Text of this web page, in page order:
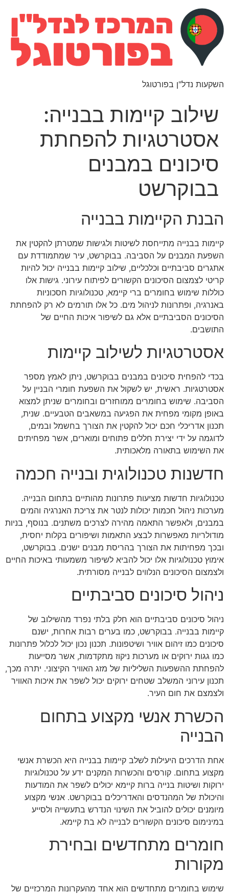
השקעות נדל"ן בפורטוגל
שילוב קיימות בבנייה:
אסטרטגיות להפחתת
סיכונים במבנים
בבוקרשט
הבנת הקיימות בבנייה
קיימות בבנייה מתייחסת לשיטות ולגישות שמטרתן להקטין את
השפעת המבנים על הסביבה. בבוקרשט, עיר שמתמודדת עם
אתגרים סביבתיים וכלכליים, שילוב קיימות בבנייה יכול להיות
קריטי לצמצום הסיכונים הקשורים לפיתוח עירוני. גישות אלו
כוללות שימוש בחומרים ברי קיימא, טכנולוגיות חסכוניות
באנרגיה, ופתרונות לניהול מים. כל אלו תורמים לא רק להפחתת
הסיכונים הסביבתיים אלא גם לשיפור איכות החיים של
התושבים.
אסטרטגיות לשילוב קיימות
בכדי להפחית סיכונים במבנים בבוקרשט, ניתן לאמץ מספר
אסטרטגיות. ראשית, יש לשקול את השפעת חומרי הבניין על
הסביבה. שימוש בחומרים ממוחזרים ובחומרים שניתן למצוא
באופן מקומי מפחית את הפגיעה במשאבים הטבעיים. שנית,
תכנון אדריכלי חכם יכול להקטין את הצורך בחשמל ובמים,
לדוגמה על ידי יצירת חללים פתוחים ומוארים, אשר מפחיתים
את השימוש בתאורה מלאכותית.
חדשנות טכנולוגית ובנייה חכמה
טכנולוגיות חדשות מציעות פתרונות מהותיים בתחום הבנייה.
מערכות ניהול חכמות יכולות לנטר את צריכת האנרגיה והמים
במבנים, ולאפשר התאמה מהירה לצרכים משתנים. בנוסף, בניות
מודולריות מאפשרות לבצע התאמות ושיפורים בקלות יחסית,
ובכך מפחיתות את הצורך בהריסת מבנים ישנים. בבוקרשט,
אימוץ טכנולוגיות אלו יכול להביא לשיפור משמעותי באיכות החיים
ולצמצום הסיכונים הנלווים לבנייה מסורתית.
ניהול סיכונים סביבתיים
ניהול סיכונים סביבתיים הוא חלק בלתי נפרד מהשילוב של
קיימות בבנייה. בבוקרשט, כמו בערים רבות אחרות, ישנם
סיכונים כמו זיהום אוויר ושיטפונות. תכנון נכון יכול לכלול פתרונות
כמו גגות ירוקים או מערכות ניקוז מתקדמות, אשר מסייעות
להפחתת ההשפעות השליליות של מזג האוויר הקיצוני. יתרה מכך,
תכנון עירוני המשלב שטחים ירוקים יכול לשפר את איכות האוויר
ולצמצם את חום העיר.
הכשרת אנשי מקצוע בתחום
הבנייה
אחת הדרכים היעילות לשלב קיימות בבנייה היא הכשרת אנשי
מקצוע בתחום. קורסים והכשרות המקנים ידע על טכנולוגיות
ירוקות ושיטות בנייה ברות קיימא יכולים לשפר את המודעות
והיכולת של המהנדסים והאדריכלים בבוקרשט. אנשי מקצוע
מיומנים יכולים להוביל את השינוי הנדרש בתעשייה ולסייע
במינימום סיכונים הקשורים לבנייה לא בת קיימא.
חומרים מתחדשים ובחירת
מקורות
שימוש בחומרים מתחדשים הוא אחד מהעקרונות המרכזיים של